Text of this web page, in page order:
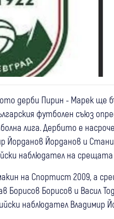
дерби Пирин - Марек ще
футболен съюз
лига. Дербито е
Йорданов Йорданов и
наблюдател на
на Спортист 2009, а
Борисов Борисов и Васил
наблюдател Владимир